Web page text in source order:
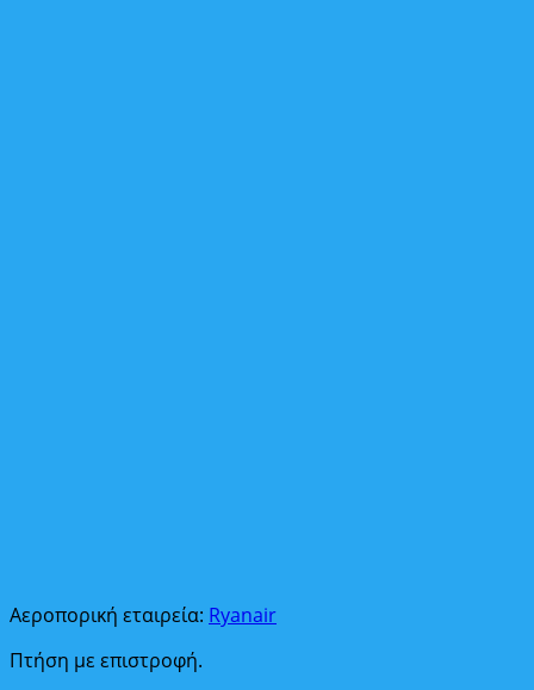
Αεροπορική εταιρεία: Ryanair
Πτήση με επιστροφή.